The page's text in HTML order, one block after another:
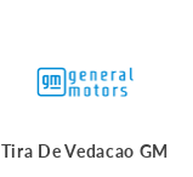
Tira De Vedacao GM